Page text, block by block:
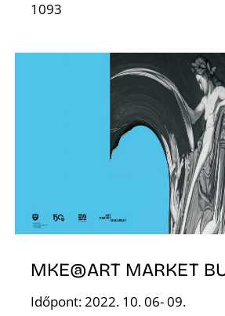
1093
MKE@ART MARKET
Időpont: 2022. 10. 06- 09.